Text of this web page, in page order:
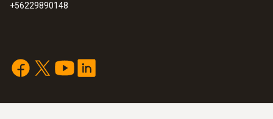
+56229890148